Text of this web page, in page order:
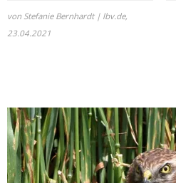
von Stefanie Bernhardt | lbv.de,
23.04.2021